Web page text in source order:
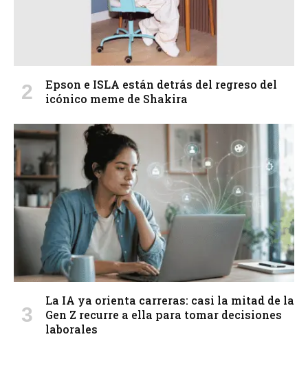
Epson e ISLA están detrás del regreso del
icónico meme de Shakira
La IA ya orienta carreras: casi la mitad de la
Gen Z recurre a ella para tomar decisiones
laborales